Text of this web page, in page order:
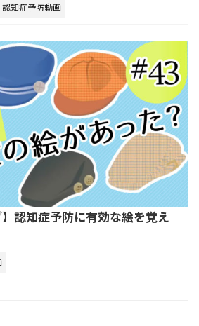
認知症予防動画
】認知症予防に有効な絵を覚え